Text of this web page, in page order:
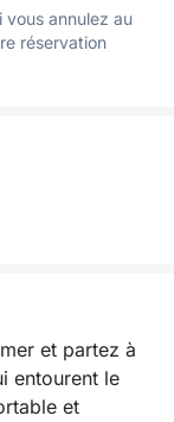
annulez au
réservation
et partez à
entourent le
et